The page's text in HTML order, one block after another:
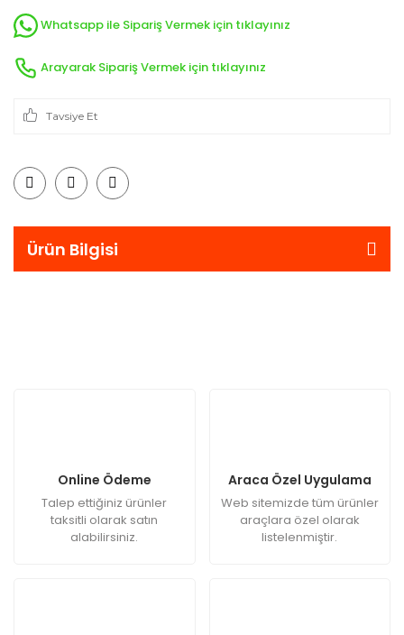
Whatsapp ile Sipariş Vermek için tıklayınız
Arayarak Sipariş Vermek için tıklayınız
Tavsiye Et
Ürün Bilgisi
Online Ödeme
Talep ettiğiniz ürünler
taksitli olarak satın
alabilirsiniz.
Araca Özel Uygulama
Web sitemizde tüm ürünler
araçlara özel olarak
listelenmiştir.